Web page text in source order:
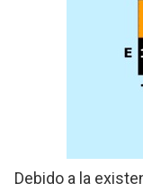
Debido a la